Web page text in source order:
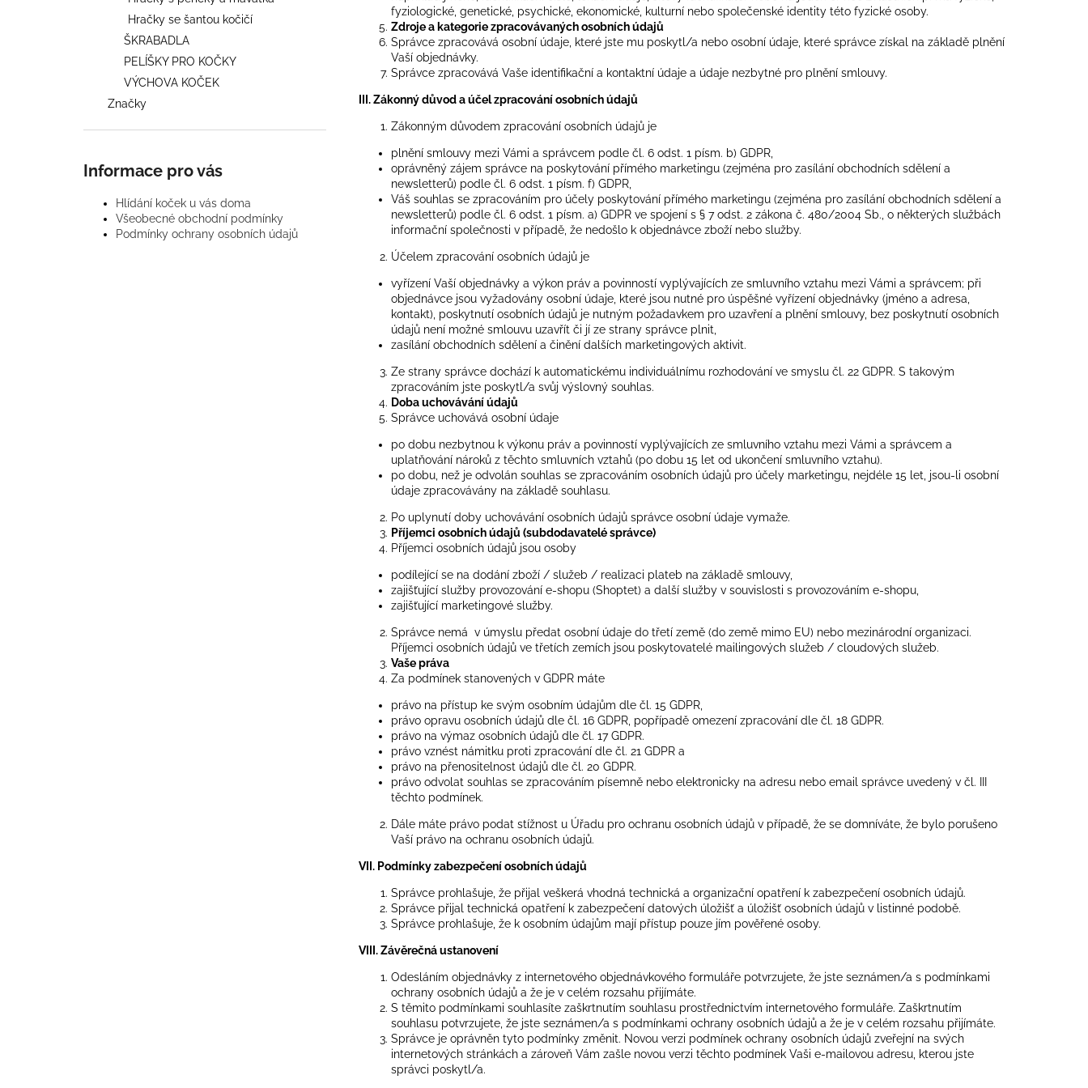
Hračky se šantou kočičí
ŠKRABADLA
PELÍŠKY PRO KOČKY
VÝCHOVA KOČEK
Značky
Informace pro vás
Hlídání koček u vás doma
Všeobecné obchodní podmínky
Podmínky ochrany osobních údajů
fyziologické, genetické, psychické, ekonomické, kulturní nebo společenské identity této fyzické osoby.
Zdroje a kategorie zpracovávaných osobních údajů
Správce zpracovává osobní údaje, které jste mu poskytl/a nebo osobní údaje, které správce získal na základě plnění
Vaší objednávky.
Správce zpracovává Vaše identifikační a kontaktní údaje a údaje nezbytné pro plnění smlouvy.
III. Zákonný důvod a účel zpracování osobních údajů
Zákonným důvodem zpracování osobních údajů je
plnění smlouvy mezi Vámi a správcem podle čl. 6 odst. 1 písm. b) GDPR,
oprávněný zájem správce na poskytování přímého marketingu (zejména pro zasílání obchodních sdělení a
newsletterů) podle čl. 6 odst. 1 písm. f) GDPR,
Váš souhlas se zpracováním pro účely poskytování přímého marketingu (zejména pro zasílání obchodních sdělení a
newsletterů) podle čl. 6 odst. 1 písm. a) GDPR ve spojení s § 7 odst. 2 zákona č. 480/2004 Sb., o některých službách
informační společnosti v případě, že nedošlo k objednávce zboží nebo služby.
Účelem zpracování osobních údajů je
vyřízení Vaší objednávky a výkon práv a povinností vyplývajících ze smluvního vztahu mezi Vámi a správcem; při
objednávce jsou vyžadovány osobní údaje, které jsou nutné pro úspěšné vyřízení objednávky (jméno a adresa,
kontakt), poskytnutí osobních údajů je nutným požadavkem pro uzavření a plnění smlouvy, bez poskytnutí osobních
údajů není možné smlouvu uzavřít či jí ze strany správce plnit,
zasílání obchodních sdělení a činění dalších marketingových aktivit.
Ze strany správce dochází k automatickému individuálnímu rozhodování ve smyslu čl. 22 GDPR. S takovým
zpracováním jste poskytl/a svůj výslovný souhlas.
Doba uchovávání údajů
Správce uchovává osobní údaje
po dobu nezbytnou k výkonu práv a povinností vyplývajících ze smluvního vztahu mezi Vámi a správcem a
uplatňování nároků z těchto smluvních vztahů (po dobu 15 let od ukončení smluvního vztahu).
po dobu, než je odvolán souhlas se zpracováním osobních údajů pro účely marketingu, nejdéle 15 let, jsou-li osobní
údaje zpracovávány na základě souhlasu.
Po uplynutí doby uchovávání osobních údajů správce osobní údaje vymaže.
Příjemci osobních údajů (subdodavatelé správce)
Příjemci osobních údajů jsou osoby
podílející se na dodání zboží / služeb / realizaci plateb na základě smlouvy,
zajišťující služby provozování e-shopu (Shoptet) a další služby v souvislosti s provozováním e-shopu,
zajišťující marketingové služby.
Správce nemá v úmyslu předat osobní údaje do třetí země (do země mimo EU) nebo mezinárodní organizaci.
Příjemci osobních údajů ve třetích zemích jsou poskytovatelé mailingových služeb / cloudových služeb.
Vaše práva
Za podmínek stanovených v GDPR máte
právo na přístup ke svým osobním údajům dle čl. 15 GDPR,
právo opravu osobních údajů dle čl. 16 GDPR, popřípadě omezení zpracování dle čl. 18 GDPR.
právo na výmaz osobních údajů dle čl. 17 GDPR.
právo vznést námitku proti zpracování dle čl. 21 GDPR a
právo na přenositelnost údajů dle čl. 20 GDPR.
právo odvolat souhlas se zpracováním písemně nebo elektronicky na adresu nebo email správce uvedený v čl. III
těchto podmínek.
Dále máte právo podat stížnost u Úřadu pro ochranu osobních údajů v případě, že se domníváte, že bylo porušeno
Vaší právo na ochranu osobních údajů.
VII. Podmínky zabezpečení osobních údajů
Správce prohlašuje, že přijal veškerá vhodná technická a organizační opatření k zabezpečení osobních údajů.
Správce přijal technická opatření k zabezpečení datových úložišť a úložišť osobních údajů v listinné podobě.
Správce prohlašuje, že k osobním údajům mají přístup pouze jím pověřené osoby.
VIII. Závěrečná ustanovení
Odesláním objednávky z internetového objednávkového formuláře potvrzujete, že jste seznámen/a s podmínkami
ochrany osobních údajů a že je v celém rozsahu přijímáte.
S těmito podmínkami souhlasíte zaškrtnutím souhlasu prostřednictvím internetového formuláře. Zaškrtnutím
souhlasu potvrzujete, že jste seznámen/a s podmínkami ochrany osobních údajů a že je v celém rozsahu přijímáte.
Správce je oprávněn tyto podmínky změnit. Novou verzi podmínek ochrany osobních údajů zveřejní na svých
internetových stránkách a zároveň Vám zašle novou verzi těchto podmínek Vaši e-mailovou adresu, kterou jste
správci poskytl/a.
KOČIČÍ DŮM, BÍLÝ, PEVNÉ
KARTONOVÉ ŠKRABADLO PRO KOČKY
2 619 Kč
Původně: 2 990 Kč
MINI LENOŠKA BÍLÁ NEBO ČERNÁ,
PEVNÉ KARTONOVÉ ŠKRABADLO PRO
KOČKY
590 Kč
ROBOCAT - LOSOS - POHYBLIVÁ
HRAČKA S MADNIPEM
499 Kč